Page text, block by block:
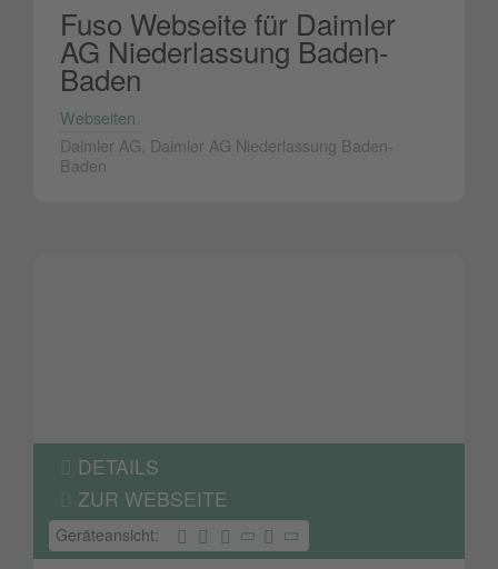
Fuso Webseite für Daimler
AG Niederlassung Baden-
Baden
Webseiten
Daimler AG, Daimler AG Niederlassung Baden-
Baden
DETAILS
ZUR WEBSEITE
Geräteansicht: